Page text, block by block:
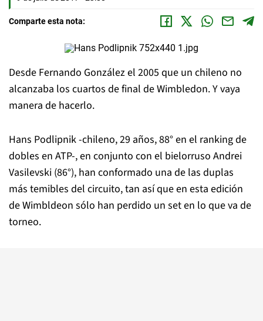
Comparte esta nota:
Desde Fernando González el 2005 que un chileno no
alcanzaba los cuartos de final de Wimbledon. Y vaya
manera de hacerlo.
Hans Podlipnik -chileno, 29 años, 88° en el ranking de
dobles en ATP-, en conjunto con el bielorruso Andrei
Vasilevski (86°), han conformado una de las duplas
más temibles del circuito, tan así que en esta edición
de Wimbldeon sólo han perdido un set en lo que va de
torneo.